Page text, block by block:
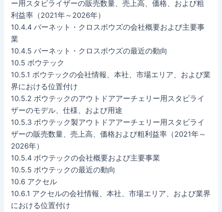
ー用スタビライザーの販売数量、売上高、価格、および粗
利益率（2021年～2026年）
10.4.4 バーネット・クロスボウズの会社概要および主要事
業
10.4.5 バーネット・クロスボウズの最近の動向
10.5 ボウテック
10.5.1 ボウテックの会社情報、本社、市場エリア、および業
界における位置付け
10.5.2 ボウテックのアウトドアアーチェリー用スタビライ
ザーのモデル、仕様、および用途
10.5.3 ボウテック製アウトドアアーチェリー用スタビライ
ザーの販売数量、売上高、価格および粗利益率（2021年～
2026年）
10.5.4 ボウテックの会社概要および主要事業
10.5.5 ボウテックの最近の動向
10.6 アクセル
10.6.1 アクセルの会社情報、本社、市場エリア、および業界
における位置付け